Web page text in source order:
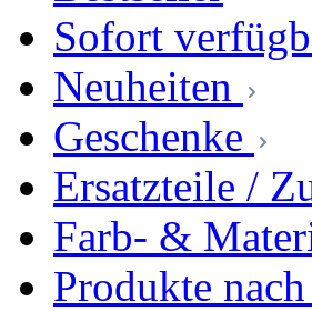
Sofort
Neuheiten
Geschenke
Ersatzteile /
Farb- &
Produkte